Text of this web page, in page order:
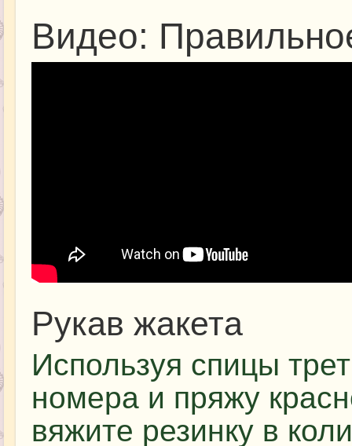
Видео:
Рукав жакета
Используя спицы
номера и пряжу
вяжите резинку в